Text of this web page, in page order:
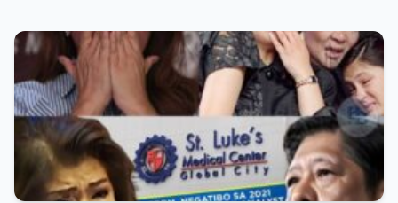
komunidad, ay naglakad papasok sa St.
Luke’s Hospital para sa isang ordinaryong
check-up. Walang sinuman ang
nakakaalam na sa araw na iyon, isang
pangyayari ang magbabago ng takbo ng
kanyang buhay at magpapakilos ng buong
bansa sa pagtatanong at paghahanap ng